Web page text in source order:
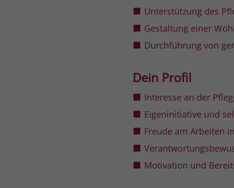
Unterstützung des
Gestaltung einer
Durchführung von
Dein Profil
Interesse an der
Eigeninitiative und
Freude am Arbeiten
Motivation und